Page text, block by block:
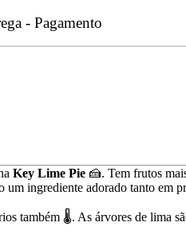
- Pagamento
Key Lime Pie 🍰. Tem frutos
um ingrediente adorado tanto em
também 🌡️. As árvores de lima